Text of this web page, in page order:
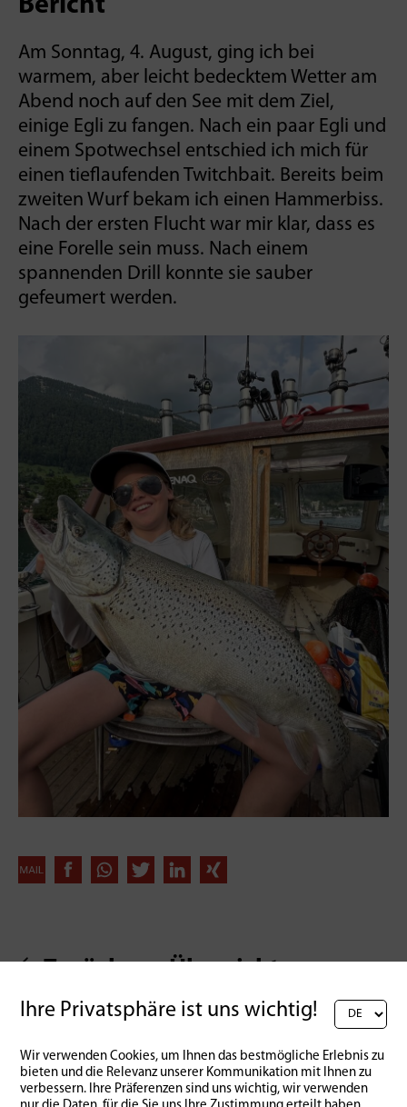
Bericht
Am Sonntag, 4. August, ging ich bei
warmem, aber leicht bedecktem Wetter am
Abend noch auf den See mit dem Ziel,
einige Egli zu fangen. Nach ein paar Egli und
einem Spotwechsel entschied ich mich für
einen tieflaufenden Twitchbait. Bereits beim
zweiten Wurf bekam ich einen Hammerbiss.
Nach der ersten Flucht war mir klar, dass es
eine Forelle sein muss. Nach einem
spannenden Drill konnte sie sauber
gefeumert werden.
Zurück zur Übersicht
Ihre Privatsphäre ist uns wichtig!
Wir verwenden Cookies, um Ihnen das bestmögliche Erlebnis zu
bieten und die Relevanz unserer Kommunikation mit Ihnen zu
verbessern. Ihre Präferenzen sind uns wichtig, wir verwenden